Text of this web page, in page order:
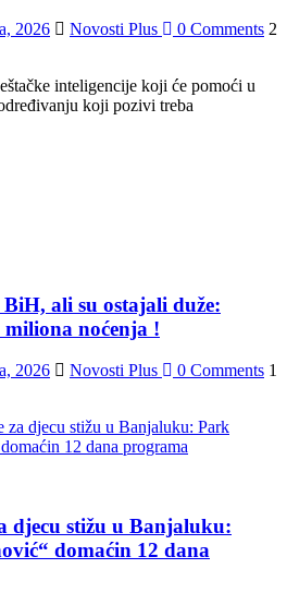
2026 Novosti Plus 0 Comments 2
inteligencije koji će pomoći u
koji pozivi treba
ali su ostajali duže:
miliona noćenja !
2026 Novosti Plus 0 Comments 1
djecu stižu u Banjaluku:
domaćin 12 dana